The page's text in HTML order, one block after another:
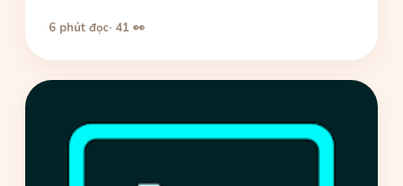
6 phút đọc· 41 👀